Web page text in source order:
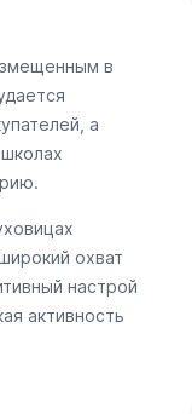
в
а
охват
настрой
активность